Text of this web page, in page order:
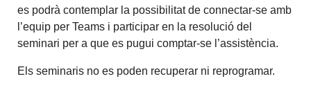
es podrà contemplar la possibilitat de connectar-se amb
l’equip per Teams i participar en la resolució del
seminari per a que es pugui comptar-se l’assistència.
Els seminaris no es poden recuperar ni reprogramar.